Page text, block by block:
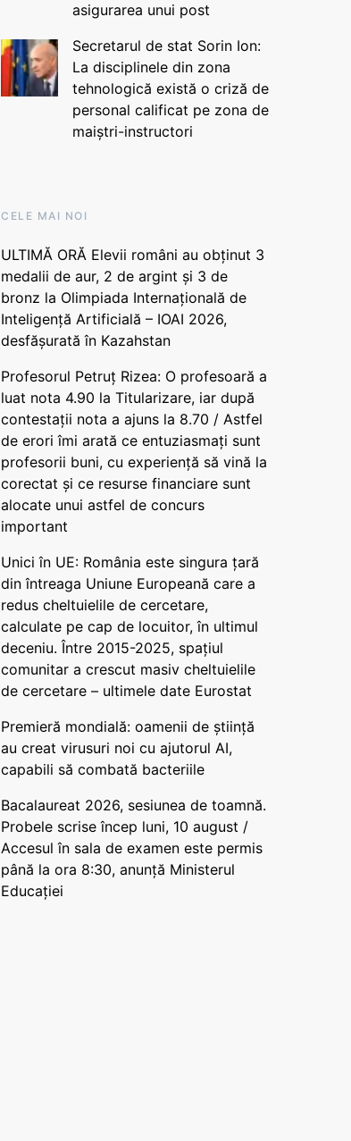
asigurarea unui post
Secretarul de stat Sorin Ion:
La disciplinele din zona
tehnologică există o criză de
personal calificat pe zona de
maiștri-instructori
CELE MAI NOI
ULTIMĂ ORĂ Elevii români au obținut 3
medalii de aur, 2 de argint și 3 de
bronz la Olimpiada Internațională de
Inteligență Artificială – IOAI 2026,
desfășurată în Kazahstan
Profesorul Petruț Rizea: O profesoară a
luat nota 4.90 la Titularizare, iar după
contestații nota a ajuns la 8.70 / Astfel
de erori îmi arată ce entuziasmați sunt
profesorii buni, cu experiență să vină la
corectat și ce resurse financiare sunt
alocate unui astfel de concurs
important
Unici în UE: România este singura țară
din întreaga Uniune Europeană care a
redus cheltuielile de cercetare,
calculate pe cap de locuitor, în ultimul
deceniu. Între 2015-2025, spațiul
comunitar a crescut masiv cheltuielile
de cercetare – ultimele date Eurostat
Premieră mondială: oamenii de știință
au creat virusuri noi cu ajutorul AI,
capabili să combată bacteriile
Bacalaureat 2026, sesiunea de toamnă.
Probele scrise încep luni, 10 august /
Accesul în sala de examen este permis
până la ora 8:30, anunță Ministerul
Educației